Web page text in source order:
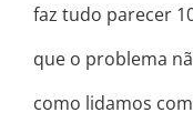
faz tudo parecer
que o problema
como lidamos